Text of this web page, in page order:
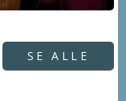
SE ALLE